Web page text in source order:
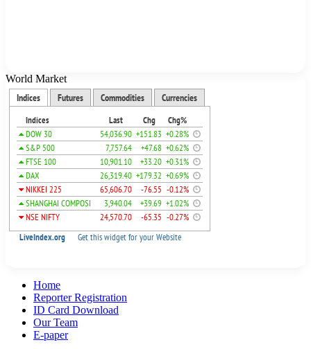
World Market
Home
Reporter Registration
ID Card Download
Our Team
E-paper